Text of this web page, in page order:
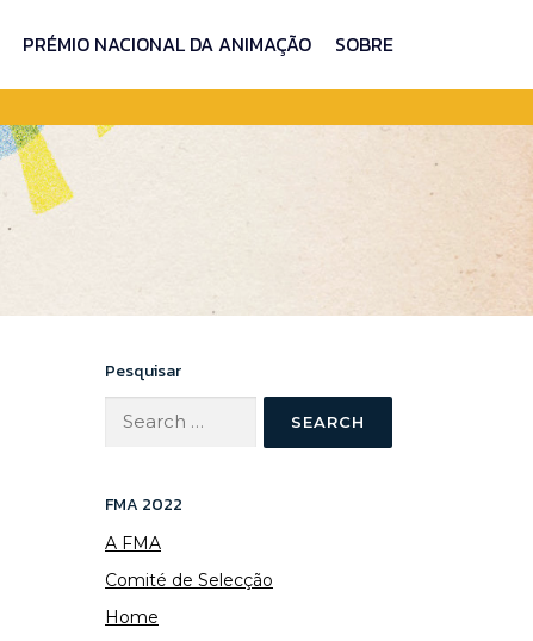
PRÉMIO NACIONAL DA ANIMAÇÃO SOBRE
Pesquisar
FMA 2022
A FMA
Comité de Selecção
Home